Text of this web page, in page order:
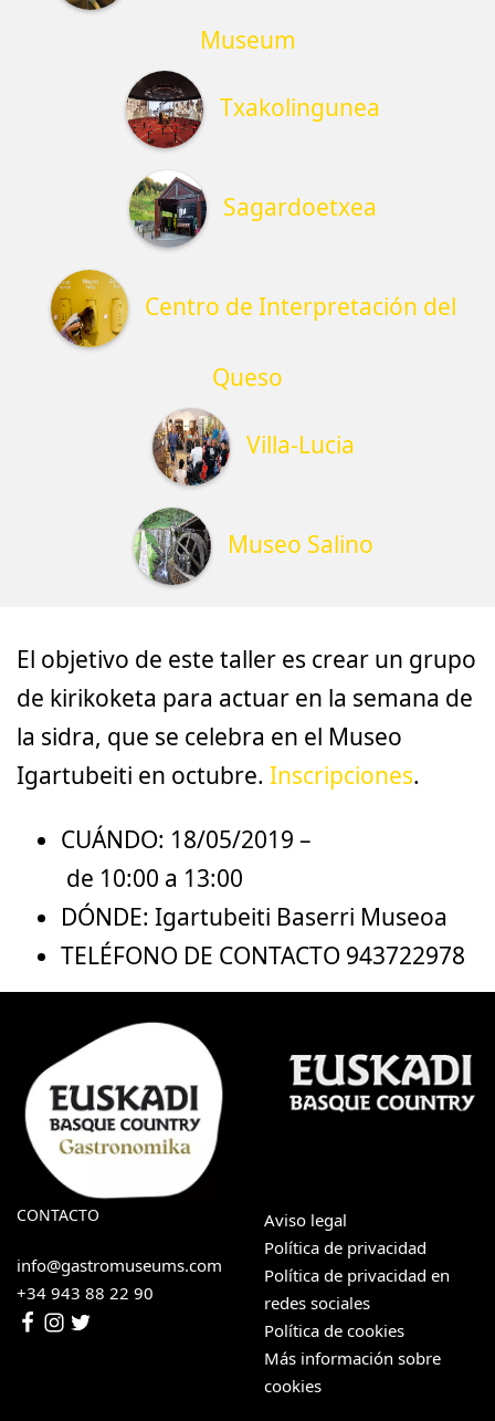
Museum
Txakolingunea
Sagardoetxea
Centro de Interpretación del
Queso
Villa-Lucia
Museo Salino
El objetivo de este taller es crear un grupo
de kirikoketa para actuar en la semana de
la sidra, que se celebra en el Museo
Igartubeiti en octubre. Inscripciones.
CUÁNDO: 18/05/2019 –
de 10:00 a 13:00
DÓNDE: Igartubeiti Baserri Museoa
TELÉFONO DE CONTACTO 943722978
CONTACTO
info@gastromuseums.com
+34 943 88 22 90
Aviso legal
Política de privacidad
Política de privacidad en
redes sociales
Política de cookies
Más información sobre
cookies